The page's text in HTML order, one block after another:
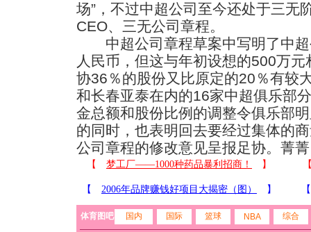
场”，不过中超公司至今还处于三无
CEO、三无公司章程。
中超公司章程草案中写明了中超
人民币，但这与年初设想的500万
协36％的股份又比原定的20％有较
和长春亚泰在内的16家中超俱乐部
金总额和股份比例的调整令俱乐部
的同时，也表明回去要经过集体的
公司章程的修改意见呈报足协。菁菁
体育图吧 国内 国际 篮球 NBA 综合